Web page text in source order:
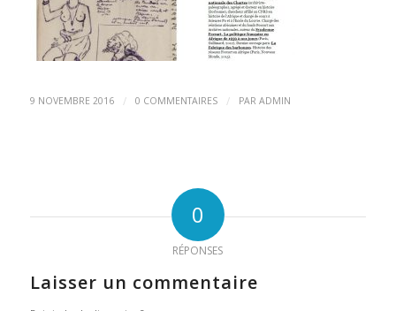
9 NOVEMBRE 2016 / 0 COMMENTAIRES / PAR ADMIN
0
RÉPONSES
Laisser un commentaire